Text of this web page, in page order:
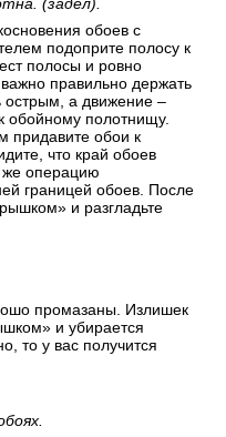
(задел).
обоев с
подоприте полосу к
полосы и ровно
правильно держать
а движение –
обойному полотнищу.
придавите обои к
что край обоев
же операцию
границей обоев. После
и разгладьте
промазаны. Излишек
и убирается
то у вас получится